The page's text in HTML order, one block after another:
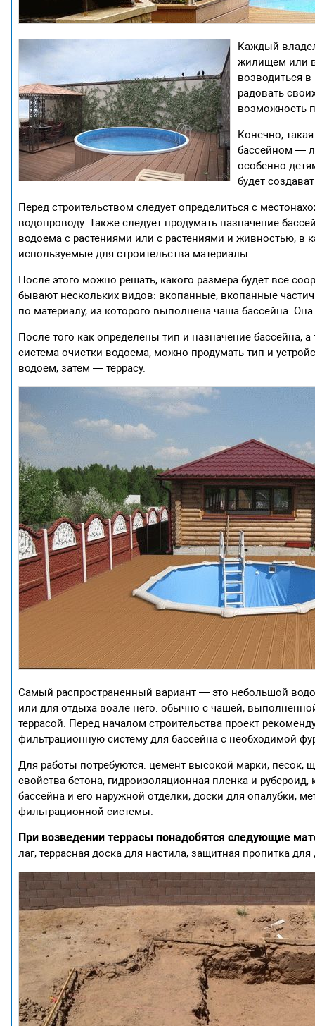
Каждый
жилищем или в
возводиться
радовать
возможность
Конечно,
бассейном —
особенно
будет
Перед строительством следует определиться с
водопроводу. Также следует продумать назначение
водоема с растениями или с растениями и живностью, в
используемые для строительства материалы.
После этого можно решать, какого размера будет все
бывают нескольких видов: вкопанные, вкопанные
по материалу, из которого выполнена чаша бассейна.
После того как определены тип и назначение бассейна,
система очистки водоема, можно продумать тип и
водоем, затем — террасу.
Самый распространенный вариант — это небольшой
или для отдыха возле него: обычно с чашей,
террасой. Перед началом строительства проект
фильтрационную систему для бассейна с необходимой
Для работы потребуются: цемент высокой марки, песок,
свойства бетона, гидроизоляционная пленка и
бассейна и его наружной отделки, доски для опалубки,
фильтрационной системы.
При возведении террасы понадобятся следующие
лаг, террасная доска для настила, защитная пропитка